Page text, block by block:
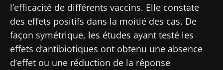
l’efficacité de différents vaccins. Elle constate
des effets positifs dans la moitié des cas. De
façon symétrique, les études ayant testé les
effets d’antibiotiques ont obtenu une absence
d’effet ou une réduction de la réponse